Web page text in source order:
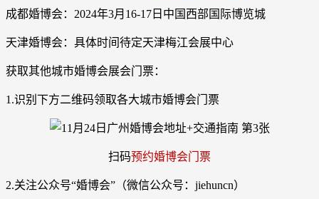
成都婚博会：2024年3月16-17日中国西部国际博览城
天津婚博会：具体时间待定天津梅江会展中心
获取其他城市婚博会展会门票：
1.识别下方二维码领取各大城市婚博会门票
扫码预约婚博会门票
2.关注公众号“婚博会”（微信公众号：jiehuncn）